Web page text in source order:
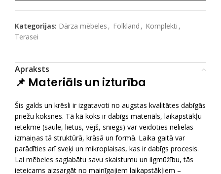
Kategorijas: Dārza mēbeles , Folkland , Komplekti ,
Terasei
Apraksts
📌 Materiāls un izturība
Šis galds un krēsli ir izgatavoti no augstas kvalitātes dabīgās
priežu koksnes. Tā kā koks ir dabīgs materiāls, laikapstākļu
ietekmē (saule, lietus, vējš, sniegs) var veidoties nelielas
izmaiņas tā struktūrā, krāsā un formā. Laika gaitā var
parādīties arī sveķi un mikroplaisas, kas ir dabīgs procesis.
Lai mēbeles saglabātu savu skaistumu un ilgmūžību, tās
ieteicams aizsargāt no mainīgajiem laikapstākļiem –